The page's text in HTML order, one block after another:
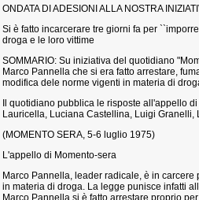
ONDATA DI ADESIONI ALLA NOSTRA
Si è fatto incarcerare tre giorni fa per
droga e le loro vittime
SOMMARIO: Su iniziativa del quotidiano
Marco Pannella che si era fatto arrestare,
modifica dele norme vigenti in materia di
Il quotidiano pubblica le risposte all'appello
Lauricella, Luciana Castellina, Luigi Granelli,
(MOMENTO SERA, 5-6 luglio 1975)
L'appello di Momento-sera
Marco Pannella, leader radicale, è in
in materia di droga. La legge punisce infatti
Marco Pannella si è fatto arrestare proprio